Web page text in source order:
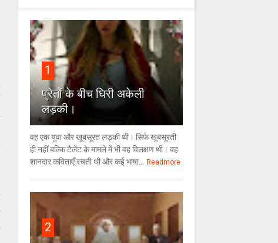
1
प्रेतों के बीच घिरी अकेली
लड़की।
वह एक युवा और खूबसूरत लड़की थी। सिर्फ खूबसूरती
ही नहीं बल्कि टैलेंट के मामले में भी वह विलक्षण थी। वह
शानदार कविताएँ रचती थी और कई भाषा...
Readmore
2